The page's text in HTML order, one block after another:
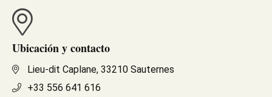
Ubicación y contacto
Lieu-dit Caplane, 33210 Sauternes
+33 556 641 616